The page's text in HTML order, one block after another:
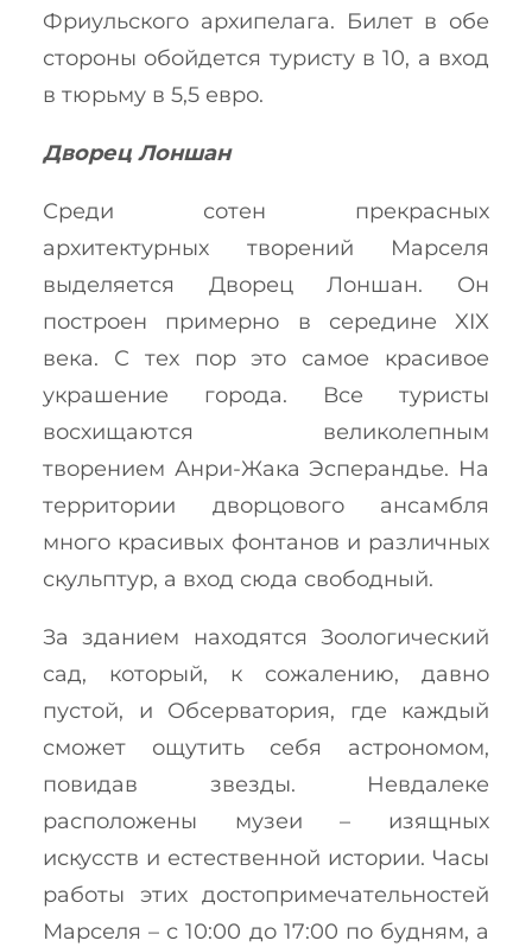
Фриульского архипелага. Билет в обе
стороны обойдется туристу в 10, а вход
в тюрьму в 5,5 евро.
Дворец Лоншан
Среди сотен прекрасных
архитектурных творений Марселя
выделяется Дворец Лоншан. Он
построен примерно в середине XIX
века. С тех пор это самое красивое
украшение города. Все туристы
восхищаются великолепным
творением Анри-Жака Эсперандье. На
территории дворцового ансамбля
много красивых фонтанов и различных
скульптур, а вход сюда свободный.
За зданием находятся Зоологический
сад, который, к сожалению, давно
пустой, и Обсерватория, где каждый
сможет ощутить себя астрономом,
повидав звезды. Невдалеке
расположены музеи – изящных
искусств и естественной истории. Часы
работы этих достопримечательностей
Марселя – с 10:00 до 17:00 по будням, а